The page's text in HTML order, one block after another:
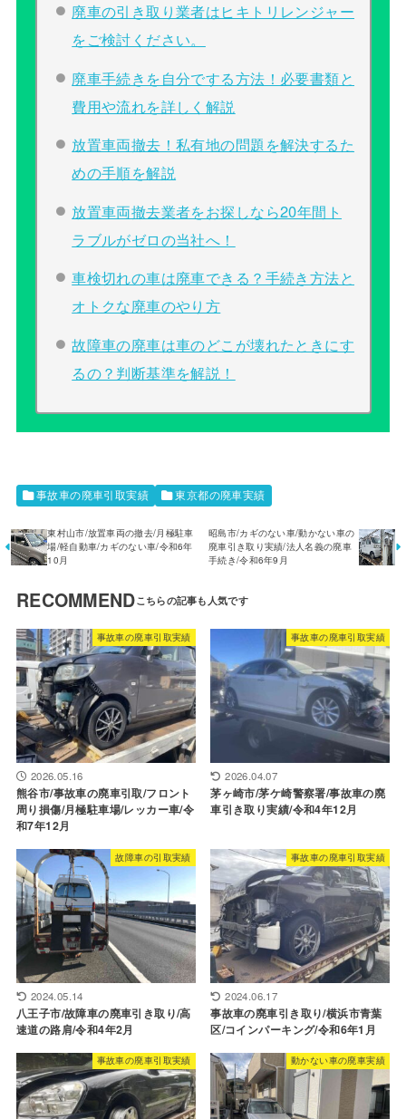
廃車の引き取り業者はヒキトリレンジャー
をご検討ください。
廃車手続きを自分でする方法！必要書類と
費用や流れを詳しく解説
放置車両撤去！私有地の問題を解決するた
めの手順を解説
放置車両撤去業者をお探しなら20年間ト
ラブルがゼロの当社へ！
車検切れの車は廃車できる？手続き方法と
オトクな廃車のやり方
故障車の廃車は車のどこが壊れたときにす
るの？判断基準を解説！
事故車の廃車引取実績 東京都の廃車実績
東村山市/放置車両の撤去/月極駐車
場/軽自動車/カギのない車/令和6年
10月
昭島市/カギのない車/動かない車の
廃車引き取り実績/法人名義の廃車
手続き/令和6年9月
RECOMMEND
事故車の廃車引取実績
2026.05.16
熊谷市/事故車の廃車引取/フロント
周り損傷/月極駐車場/レッカー車/令
和7年12月
事故車の廃車引取実績
2026.04.07
茅ヶ崎市/茅ケ崎警察署/事故車の廃
車引き取り実績/令和4年12月
故障車の引取実績
2024.05.14
八王子市/故障車の廃車引き取り/高
速道の路肩/令和4年2月
事故車の廃車引取実績
2024.06.17
事故車の廃車引き取り/横浜市青葉
区/コインパーキング/令和6年1月
事故車の廃車引取実績 動かない車の廃車実績